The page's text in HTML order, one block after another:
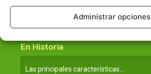
Administrar opciones
Principales obras de Aristóteles
En Historia
Las principales características...